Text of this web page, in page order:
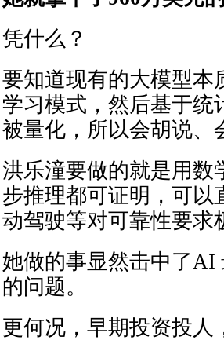
凭什么？
要知道现有的大模型本
学习模式，然后基于统
被量化，所以会胡说、
洪乐潼要做的就是用
步推理都可证明，可以
动驾驶等对可靠性要求
她做的事显然击中了AI
的问题。
更何况，早期投资投人